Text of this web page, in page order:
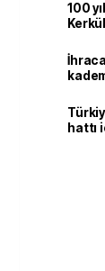
100
hattı